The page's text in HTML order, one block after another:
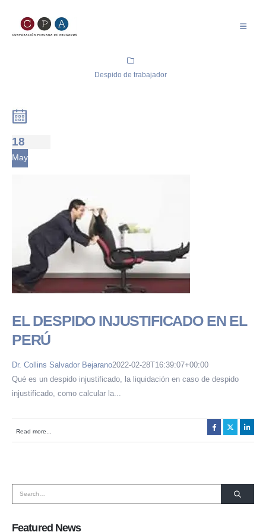
18
May
Despido de trabajador
EL DESPIDO INJUSTIFICADO EN EL
PERÚ
Dr. Collins Salvador Bejarano2022-02-28T16:39:07+00:00
Qué es un despido injustificado, la liquidación en caso de despido
injustificado, como calcular la...
Read more...
Featured News
HORARIO DE ATENCIÓN:
SOMOS MIEMBROS DE: